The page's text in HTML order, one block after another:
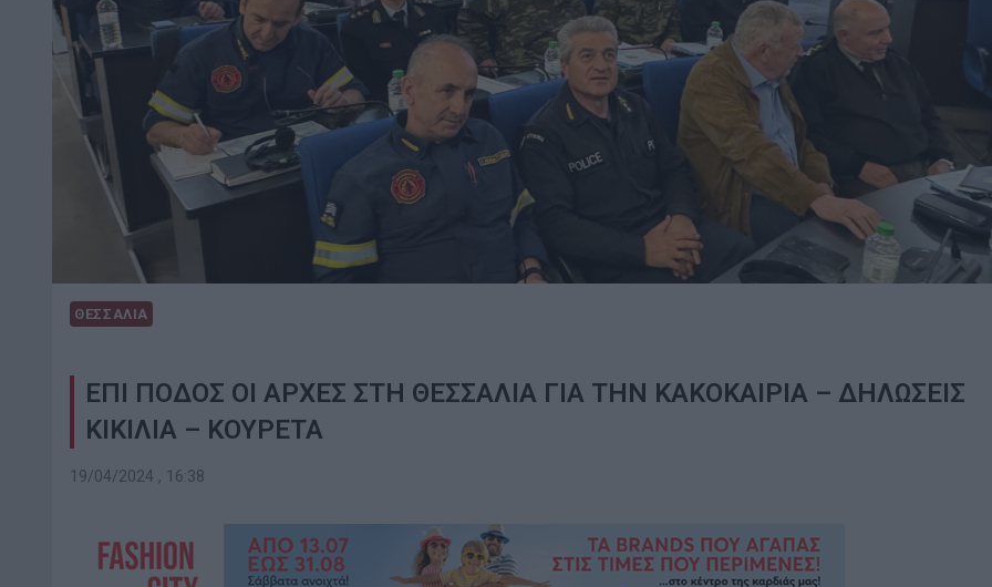
ΘΕΣΣΑΛΙΑ
ΕΠΙ ΠΟΔΟΣ ΟΙ ΑΡΧΕΣ ΣΤΗ ΘΕΣΣΑΛΙΑ ΓΙΑ ΤΗΝ ΚΑΚΟΚΑΙΡΙΑ – ΔΗΛΩΣΕΙΣ
ΚΙΚΙΛΙΑ – ΚΟΥΡΕΤΑ
19/04/2024 , 16:38